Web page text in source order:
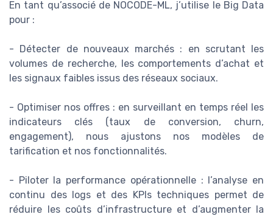
En tant qu’associé de NOCODE-ML, j’utilise le Big Data
pour :
- Détecter de nouveaux marchés : en scrutant les
volumes de recherche, les comportements d’achat et
les signaux faibles issus des réseaux sociaux.
- Optimiser nos offres : en surveillant en temps réel les
indicateurs clés (taux de conversion, churn,
engagement), nous ajustons nos modèles de
tarification et nos fonctionnalités.
- Piloter la performance opérationnelle : l’analyse en
continu des logs et des KPIs techniques permet de
réduire les coûts d’infrastructure et d’augmenter la